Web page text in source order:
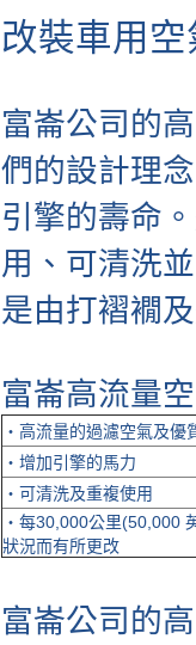
改裝車用
富崙公司的
們的設計理
引擎的壽命
用、可清洗
是由打褶襉
富崙高流量
‧高流量的過濾空氣及優
‧增加引擎的馬力
‧可清洗及重複使用
‧每30,000公里(50,000
狀況而有所更改
富崙公司的